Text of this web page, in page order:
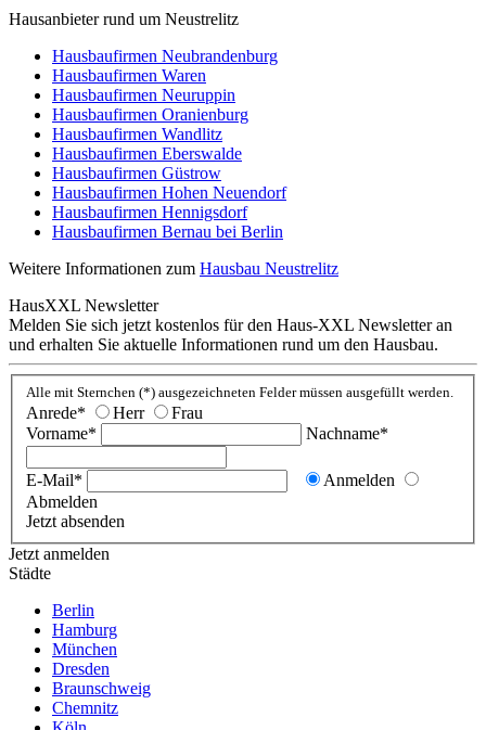
Hausanbieter rund um Neustrelitz
Hausbaufirmen Neubrandenburg
Hausbaufirmen Waren
Hausbaufirmen Neuruppin
Hausbaufirmen Oranienburg
Hausbaufirmen Wandlitz
Hausbaufirmen Eberswalde
Hausbaufirmen Güstrow
Hausbaufirmen Hohen Neuendorf
Hausbaufirmen Hennigsdorf
Hausbaufirmen Bernau bei Berlin
Weitere Informationen zum Hausbau Neustrelitz
HausXXL Newsletter
Melden Sie sich jetzt kostenlos für den Haus-XXL Newsletter an
und erhalten Sie aktuelle Informationen rund um den Hausbau.
Alle mit Sternchen (*) ausgezeichneten Felder müssen ausgefüllt werden.
Anrede* Herr
Frau
Vorname*
Nachname*
E-Mail*
Anmelden
Abmelden
Jetzt absenden
Jetzt anmelden
Städte
Berlin
Hamburg
München
Dresden
Braunschweig
Chemnitz